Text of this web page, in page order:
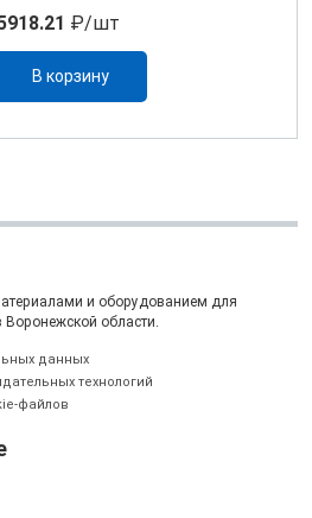
₽/шт
В корзину
и оборудованием для
области.
данных
технологий
файлов